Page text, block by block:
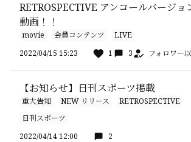
RETROSPECTIVE アンコールバージョ
動画！！
movie 会員コンテンツ
LIVE
2022/04/15 15:23
1 3 フォロワー
【お知らせ】日刊スポーツ掲載
重大告知 NEW リリース
RETROSPECTIVE
日刊スポーツ
2022/04/14 12:00
2